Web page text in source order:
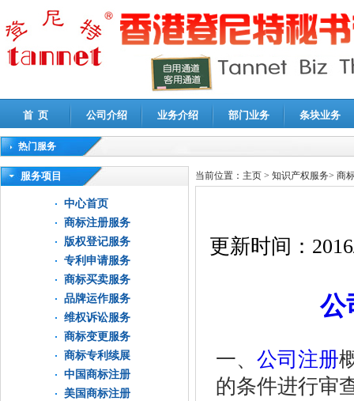
首 页 公司介绍 业务介绍 部门业务 条块业务
热门服务
高新技术企业认定审计|企业所得税汇算清缴申报鉴证
服务项目
中心首页
商标注册服务
版权登记服务
专利申请服务
商标买卖服务
品牌运作服务
维权诉讼服务
商标变更服务
商标专利续展
中国商标注册
美国商标注册
当前位置： 主页 > 知识产权服务> 商
更新时间：
公
一、 公司注册
的条件进行审